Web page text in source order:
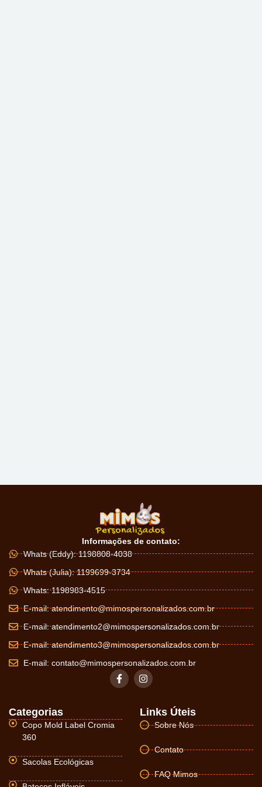
Informações de contato:
Whats (Eddy): 1198808-4038
Whats (Julia): 1199699-3734
Whats: 1198983-4515
E-mail:atendimento@mimospersonalizados.com.br
E-mail:atendimento2@mimospersonalizados.com.br
E-mail:atendimento3@mimospersonalizados.com.br
E-mail: contato@mimospersonalizados.com.br
Categorias
Copo Mold Label Cromia
360
Sacolas Ecológicas
Links Úteis
Sobre Nós
Contato
FAQ Mimos